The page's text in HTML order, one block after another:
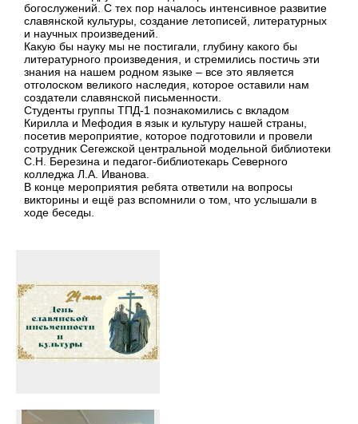
богослужений. С тех пор началось интенсивное развитие
славянской культуры, создание летописей, литературных
и научных произведений.
Какую бы науку мы не постигали, глубину какого бы
литературного произведения, и стремились постичь эти
знания на нашем родном языке – все это является
отголоском великого наследия, которое оставили нам
создатели славянской письменности.
Студенты группы ТПД-1 познакомились с вкладом
Кирилла и Мефодия в язык и культуру нашей страны,
посетив мероприятие, которое подготовили и провели
сотрудник Сегежской центральной модельной библиотеки
С.Н. Березина и педагог-библиотекарь Северного
колледжа Л.А. Иванова.
В конце мероприятия ребята ответили на вопросы
викторины и ещё раз вспомнили о том, что услышали в
ходе беседы.